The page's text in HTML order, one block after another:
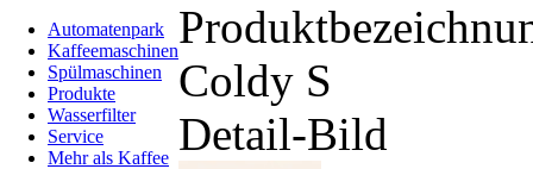
Automatenpark
Kaffeemaschinen
Spülmaschinen
Produkte
Wasserfilter
Service
Mehr als Kaffee
Coldy S
Detail-Bild